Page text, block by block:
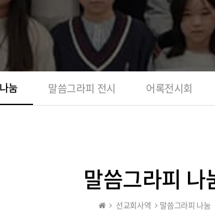
눔 말씀그라피 전시 어록전시회
말씀그라피 나
선교회사역 말씀그라피 나눔